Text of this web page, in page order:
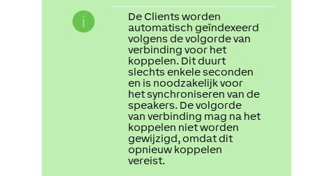
De Clients worden
automatisch geïndexeerd
volgens de volgorde van
verbinding voor het
koppelen. Dit duurt
slechts enkele seconden
en is noodzakelijk voor
het synchroniseren van de
speakers. De volgorde
van verbinding mag na het
koppelen niet worden
gewijzigd, omdat dit
opnieuw koppelen
vereist.